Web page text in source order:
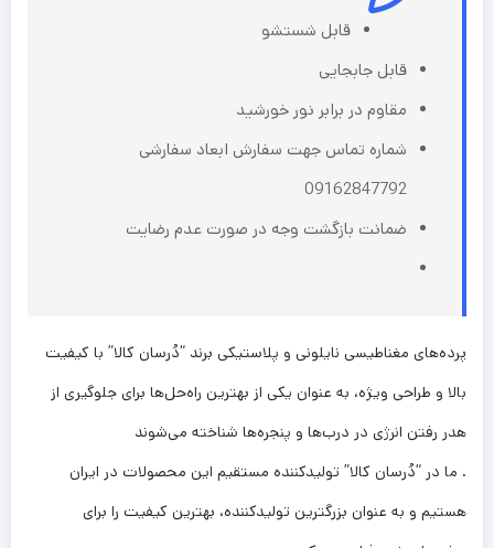
قابل شستشو
قابل جابجایی
مقاوم در برابر نور خورشید
شماره تماس جهت سفارش ابعاد سفارشی
09162847792
ضمانت بازگشت وجه در صورت عدم رضایت
پرده‌های مغناطیسی نایلونی و پلاستیکی برند “دُرسان کالا” با کیفیت
بالا و طراحی ویژه، به عنوان یکی از بهترین راه‌حل‌ها برای جلوگیری از
هدر رفتن انرژی در درب‌ها و پنجره‌ها شناخته می‌شوند
. ما در “دُرسان کالا” تولیدکننده مستقیم این محصولات در ایران
هستیم و به عنوان بزرگترین تولیدکننده، بهترین کیفیت را برای